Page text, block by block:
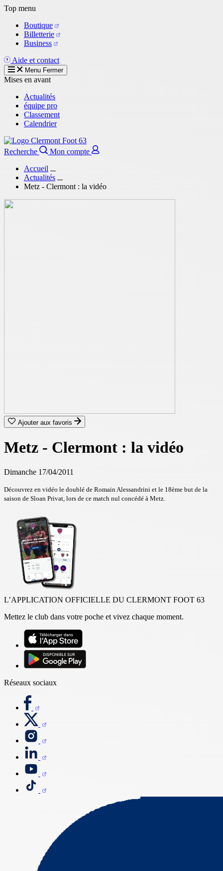
Aller
contenu
principal
Top menu
Boutique
Billetterie
Business
Aide et contact
Menu Fermer
Mises en avant
Actualités
équipe pro
Classement
Calendrier
Recherche
Mon compte
Accueil
Actualités
Metz - Clermont : la vidéo
Ajouter aux favoris
Metz - Clermont : la vidéo
Dimanche 17/04/2011
Découvrez en vidéo le doublé de Romain Alessandrini et le 18ème but de la
saison de Sloan Privat, lors de ce match nul concédé à Metz.
L’APPLICATION OFFICIELLE DU CLERMONT FOOT 63
Mettez le club dans votre poche et vivez chaque moment.
Réseaux sociaux